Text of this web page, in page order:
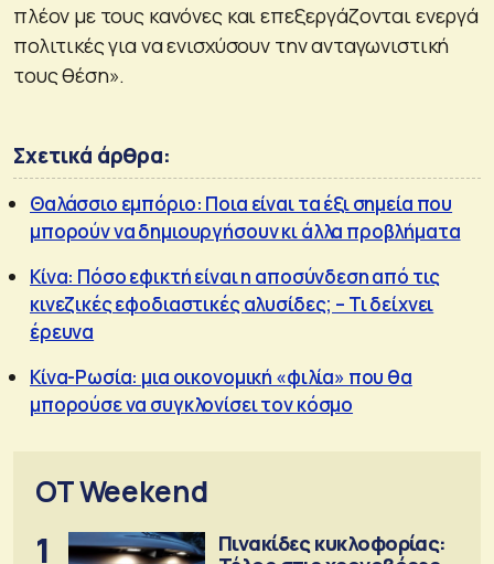
πλέον με τους κανόνες και επεξεργάζονται ενεργά
πολιτικές για να ενισχύσουν την ανταγωνιστική
τους θέση».
Σχετικά άρθρα:
Θαλάσσιο εμπόριο: Ποια είναι τα έξι σημεία που
μπορούν να δημιουργήσουν κι άλλα προβλήματα
Κίνα: Πόσο εφικτή είναι η αποσύνδεση από τις
κινεζικές εφοδιαστικές αλυσίδες; – Τι δείχνει
έρευνα
Κίνα-Ρωσία: μια οικονομική «φιλία» που θα
μπορούσε να συγκλονίσει τον κόσμο
OT Weekend
1
Πινακίδες κυκλοφορίας: